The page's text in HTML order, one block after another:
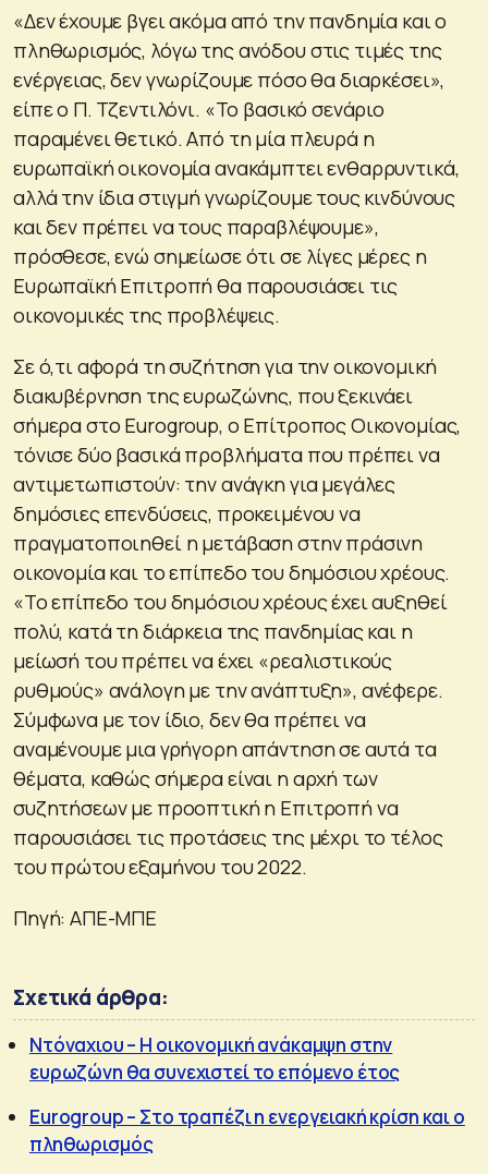
«Δεν έχουμε βγει ακόμα από την πανδημία και ο
πληθωρισμός, λόγω της ανόδου στις τιμές της
ενέργειας, δεν γνωρίζουμε πόσο θα διαρκέσει»,
είπε ο Π. Τζεντιλόνι. «Το βασικό σενάριο
παραμένει θετικό. Από τη μία πλευρά η
ευρωπαϊκή οικονομία ανακάμπτει ενθαρρυντικά,
αλλά την ίδια στιγμή γνωρίζουμε τους κινδύνους
και δεν πρέπει να τους παραβλέψουμε»,
πρόσθεσε, ενώ σημείωσε ότι σε λίγες μέρες η
Ευρωπαϊκή Επιτροπή θα παρουσιάσει τις
οικονομικές της προβλέψεις.
Σε ό,τι αφορά τη συζήτηση για την οικονομική
διακυβέρνηση της ευρωζώνης, που ξεκινάει
σήμερα στο Eurogroup, o Επίτροπος Οικονομίας,
τόνισε δύο βασικά προβλήματα που πρέπει να
αντιμετωπιστούν: την ανάγκη για μεγάλες
δημόσιες επενδύσεις, προκειμένου να
πραγματοποιηθεί η μετάβαση στην πράσινη
οικονομία και το επίπεδο του δημόσιου χρέους.
«Το επίπεδο του δημόσιου χρέους έχει αυξηθεί
πολύ, κατά τη διάρκεια της πανδημίας και η
μείωσή του πρέπει να έχει «ρεαλιστικούς
ρυθμούς» ανάλογη με την ανάπτυξη», ανέφερε.
Σύμφωνα με τον ίδιο, δεν θα πρέπει να
αναμένουμε μια γρήγορη απάντηση σε αυτά τα
θέματα, καθώς σήμερα είναι η αρχή των
συζητήσεων με προοπτική η Επιτροπή να
παρουσιάσει τις προτάσεις της μέχρι το τέλος
του πρώτου εξαμήνου του 2022.
Πηγή: ΑΠΕ-ΜΠΕ
Σχετικά άρθρα:
Ντόναχιου – Η οικονομική ανάκαμψη στην
ευρωζώνη θα συνεχιστεί το επόμενο έτος
Eurogroup – Στο τραπέζι η ενεργειακή κρίση και ο
πληθωρισμός